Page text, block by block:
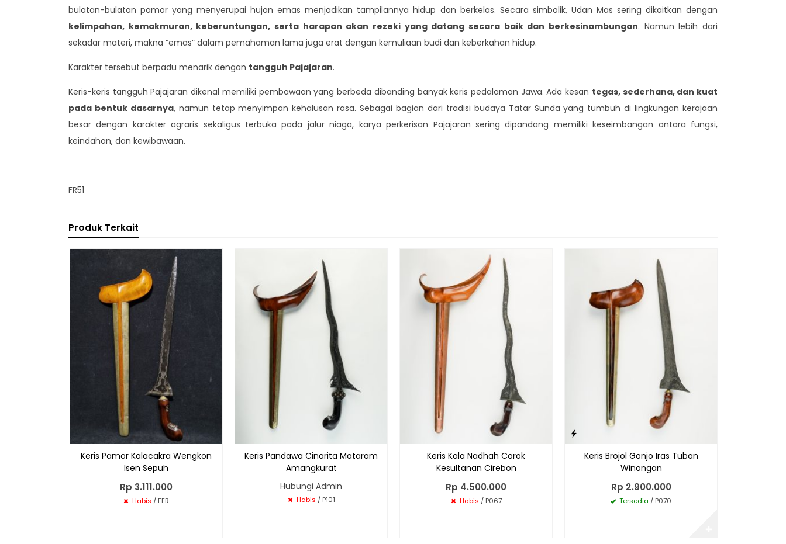
bulatan-bulatan pamor yang menyerupai hujan emas menjadikan tampilannya hidup dan berkelas. Secara simbolik, Udan Mas sering dikaitkan dengan
kelimpahan, kemakmuran, keberuntungan, serta harapan akan rezeki yang datang secara baik dan berkesinambungan. Namun lebih dari
sekadar materi, makna “emas” dalam pemahaman lama juga erat dengan kemuliaan budi dan keberkahan hidup.
Karakter tersebut berpadu menarik dengan tangguh Pajajaran.
Keris-keris tangguh Pajajaran dikenal memiliki pembawaan yang berbeda dibanding banyak keris pedalaman Jawa. Ada kesan tegas, sederhana, dan kuat
pada bentuk dasarnya, namun tetap menyimpan kehalusan rasa. Sebagai bagian dari tradisi budaya Tatar Sunda yang tumbuh di lingkungan kerajaan
besar dengan karakter agraris sekaligus terbuka pada jalur niaga, karya perkerisan Pajajaran sering dipandang memiliki keseimbangan antara fungsi,
keindahan, dan kewibawaan.
FR51
Produk Terkait
Keris Pamor Kalacakra Wengkon
Isen Sepuh
Rp 3.111.000
Habis / FER
Keris Pandawa Cinarita Mataram
Amangkurat
Hubungi Admin
Habis / P101
Keris Kala Nadhah Corok
Kesultanan Cirebon
Rp 4.500.000
Habis / P067
Keris Brojol Gonjo Iras Tuban
Winongan
Rp 2.900.000
Tersedia / P070